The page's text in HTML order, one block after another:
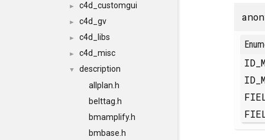
► c4d_customgui
► c4d_gv
► c4d_libs
► c4d_misc
▼
description
allplan.h
belttag.h
bmamplify.h
bmbase.h